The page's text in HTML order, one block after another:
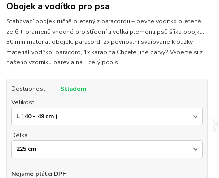
Obojek a vodítko pro psa
Stahovací obojek ručně pletený z paracordu + pevné vodítko pletené
ze 6-ti pramenů vhodné pro střední a velká plemena psů šířka obojku:
30 mm materiál obojek: paracord, 2x pevnostní svařované kroužky
materiál vodítko: paracord, 1x karabina Chcete jiné barvy? Vyberte si z
našeho vzorníku barev a na... celý popis
Dostupnost
Skladem
Velikost
Délka
Nejsme plátci DPH